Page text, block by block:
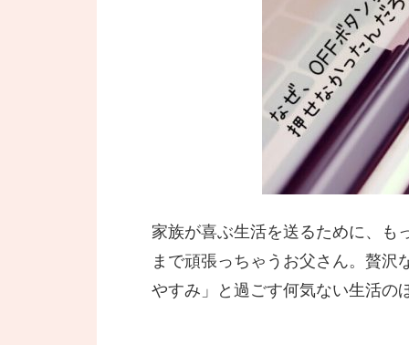
家族が喜ぶ生活を送るために、も
まで頑張っちゃうお父さん。贅沢
やすみ」と過ごす何気ない生活の